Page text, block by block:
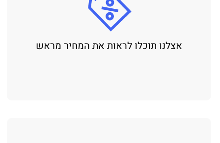
אצלנו תוכלו לראות את המחיר מראש